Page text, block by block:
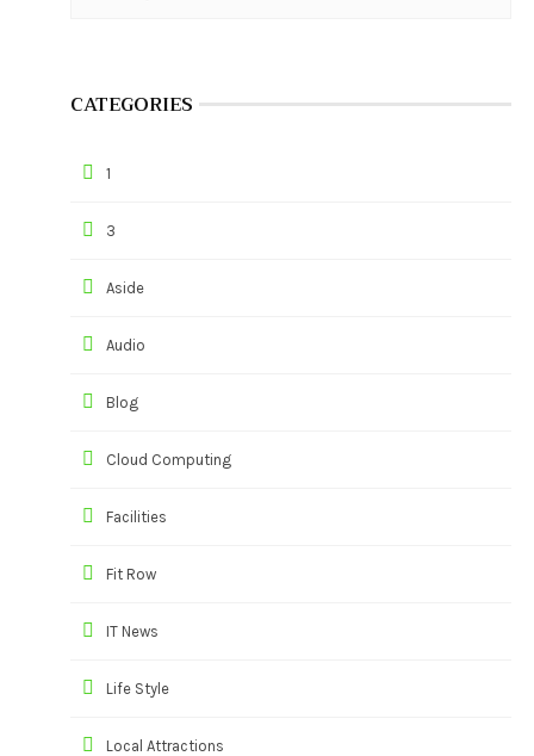
CATEGORIES
1
3
Aside
Audio
Blog
Cloud Computing
Facilities
Fit Row
IT News
Life Style
Local Attractions